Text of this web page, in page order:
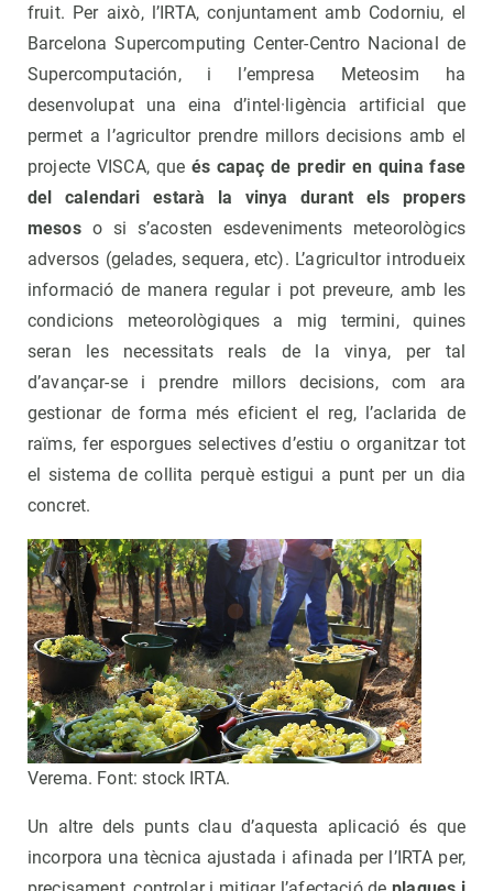
fruit. Per això, l’IRTA, conjuntament amb Codorniu, el
Barcelona Supercomputing Center-Centro Nacional de
Supercomputación, i l’empresa Meteosim ha
desenvolupat una eina d’intel·ligència artificial que
permet a l’agricultor prendre millors decisions amb el
projecte VISCA, que és capaç de predir en quina fase
del calendari estarà la vinya durant els propers
mesoso si s’acosten esdeveniments meteorològics
adversos (gelades, sequera, etc). L’agricultor introdueix
informació de manera regular i pot preveure, amb les
condicions meteorològiques a mig termini, quines
seran les necessitats reals de la vinya, per tal
d’avançar-se i prendre millors decisions, com ara
gestionar de forma més eficient el reg, l’aclarida de
raïms, fer esporgues selectives d’estiu o organitzar tot
el sistema de collita perquè estigui a punt per un dia
concret.
Verema. Font: stock IRTA.
Un altre dels punts clau d’aquesta aplicació és que
incorpora una tècnica ajustada i afinada per l’IRTA per,